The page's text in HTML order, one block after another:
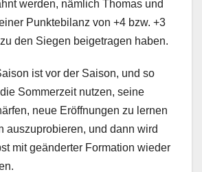
werden, nämlich Thomas und
Punktebilanz von +4 bzw. +3
den Siegen beigetragen haben.
ist vor der Saison, und so
Sommerzeit nutzen, seine
neue Eröffnungen zu lernen
auszuprobieren, und dann wird
mit geänderter Formation wieder